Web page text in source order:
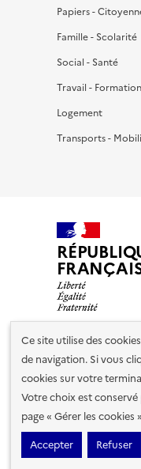
Ce site utilise des
de navigation. Si vous
cookies sur votre
Votre choix est
page « Gérer les cookies »
Accepter
Refuser
Papiers -
Famille - Scolarité
Social - Santé
Travail - Formation
Logement
Transports -
Nos
Plan du site
cookies